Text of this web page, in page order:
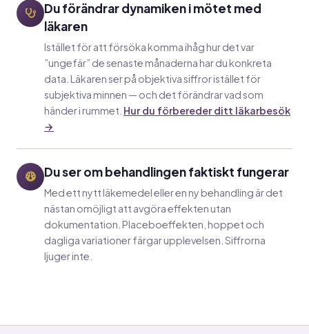
Du förändrar dynamiken i mötet med
läkaren
Istället för att försöka komma ihåg hur det var
”ungefär” de senaste månaderna har du konkreta
data. Läkaren ser på objektiva siffror istället för
subjektiva minnen — och det förändrar vad som
händer i rummet. Hur du förbereder ditt läkarbesök
→
Du ser om behandlingen faktiskt fungerar
Med ett nytt läkemedel eller en ny behandling är det
nästan omöjligt att avgöra effekten utan
dokumentation. Placeboeffekten, hoppet och
dagliga variationer färgar upplevelsen. Siffrorna
ljuger inte.